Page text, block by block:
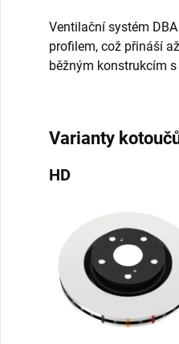
Ventilační systém
profilem, což přináší
běžným konstrukcím
Varianty
HD